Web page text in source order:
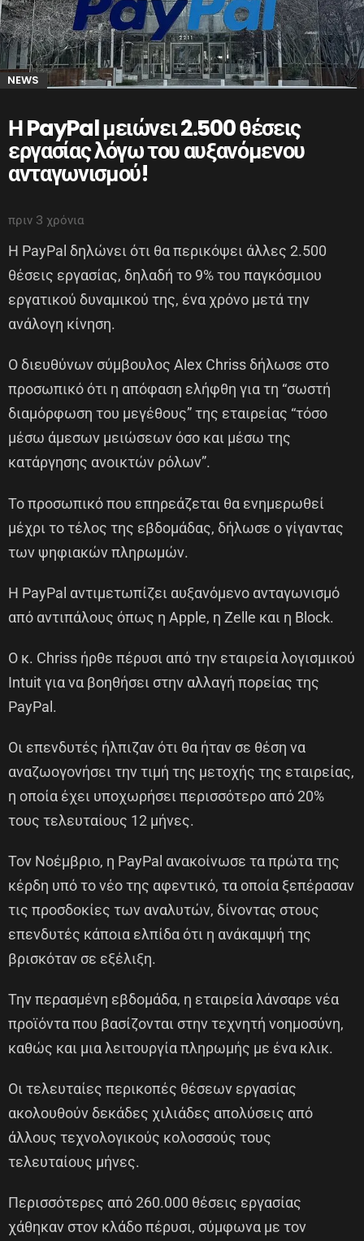
NEWS
Η PayPal μειώνει 2.500 θέσεις
εργασίας λόγω του αυξανόμενου
ανταγωνισμού!
πριν 3 χρόνια
Η PayPal δηλώνει ότι θα περικόψει άλλες 2.500
θέσεις εργασίας, δηλαδή το 9% του παγκόσμιου
εργατικού δυναμικού της, ένα χρόνο μετά την
ανάλογη κίνηση.
Ο διευθύνων σύμβουλος Alex Chriss δήλωσε στο
προσωπικό ότι η απόφαση ελήφθη για τη “σωστή
διαμόρφωση του μεγέθους” της εταιρείας “τόσο
μέσω άμεσων μειώσεων όσο και μέσω της
κατάργησης ανοικτών ρόλων”.
Το προσωπικό που επηρεάζεται θα ενημερωθεί
μέχρι το τέλος της εβδομάδας, δήλωσε ο γίγαντας
των ψηφιακών πληρωμών.
Η PayPal αντιμετωπίζει αυξανόμενο ανταγωνισμό
από αντιπάλους όπως η Apple, η Zelle και η Block.
Ο κ. Chriss ήρθε πέρυσι από την εταιρεία λογισμικού
Intuit για να βοηθήσει στην αλλαγή πορείας της
PayPal.
Οι επενδυτές ήλπιζαν ότι θα ήταν σε θέση να
αναζωογονήσει την τιμή της μετοχής της εταιρείας,
η οποία έχει υποχωρήσει περισσότερο από 20%
τους τελευταίους 12 μήνες.
Τον Νοέμβριο, η PayPal ανακοίνωσε τα πρώτα της
κέρδη υπό το νέο της αφεντικό, τα οποία ξεπέρασαν
τις προσδοκίες των αναλυτών, δίνοντας στους
επενδυτές κάποια ελπίδα ότι η ανάκαμψή της
βρισκόταν σε εξέλιξη.
Την περασμένη εβδομάδα, η εταιρεία λάνσαρε νέα
προϊόντα που βασίζονται στην τεχνητή νοημοσύνη,
καθώς και μια λειτουργία πληρωμής με ένα κλικ.
Οι τελευταίες περικοπές θέσεων εργασίας
ακολουθούν δεκάδες χιλιάδες απολύσεις από
άλλους τεχνολογικούς κολοσσούς τους
τελευταίους μήνες.
Περισσότερες από 260.000 θέσεις εργασίας
χάθηκαν στον κλάδο πέρυσι, σύμφωνα με τον